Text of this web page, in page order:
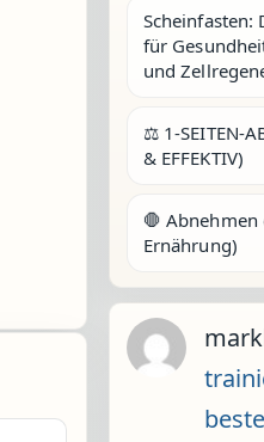
Scheinfasten:
für
und
⚖️ 1-SEITEN-
& EFFEKTIV)
🛑
Ernährung)